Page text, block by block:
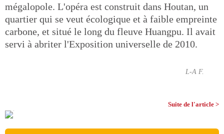
mégalopole. L'opéra est construit dans Houtan, un
quartier qui se veut écologique et à faible empreinte
carbone, et situé le long du fleuve Huangpu. Il avait
servi à abriter l'Exposition universelle de 2010.
L-A F.
Suite de l'article >